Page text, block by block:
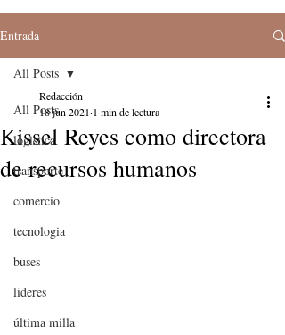
Entrada
All Posts
logistica
transporte
comercio
tecnologia
buses
lideres
última milla
All Posts
Kissel Reyes como directora
de recursos humanos
Redacción
18 jun 2021 1 min de lectura